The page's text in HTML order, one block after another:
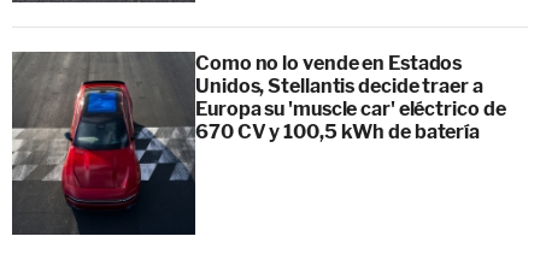
Como no lo vende en Estados
Unidos, Stellantis decide traer a
Europa su 'muscle car' eléctrico de
670 CV y 100,5 kWh de batería